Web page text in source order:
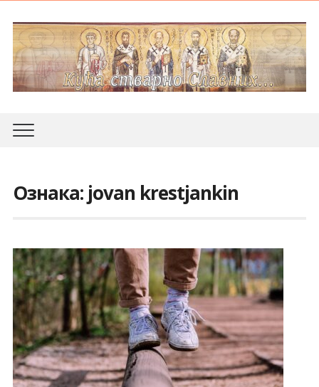
Ознака: jovan krestjankin